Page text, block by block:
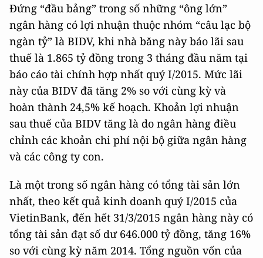
Đứng “đầu bảng” trong số những “ông lớn”
ngân hàng có lợi nhuận thuộc nhóm “câu lạc bộ
ngàn tỷ” là BIDV, khi nhà băng này báo lãi sau
thuế là 1.865 tỷ đồng trong 3 tháng đầu năm tại
báo cáo tài chính hợp nhất quý I/2015. Mức lãi
này của BIDV đã tăng 2% so với cùng kỳ và
hoàn thành 24,5% kế hoạch. Khoản lợi nhuận
sau thuế của BIDV tăng là do ngân hàng điều
chỉnh các khoản chi phí nội bộ giữa ngân hàng
và các công ty con.
Là một trong số ngân hàng có tổng tài sản lớn
nhất, theo kết quả kinh doanh quý I/2015 của
VietinBank, đến hết 31/3/2015 ngân hàng này có
tổng tài sản đạt số dư 646.000 tỷ đồng, tăng 16%
so với cùng kỳ năm 2014. Tổng nguồn vốn của